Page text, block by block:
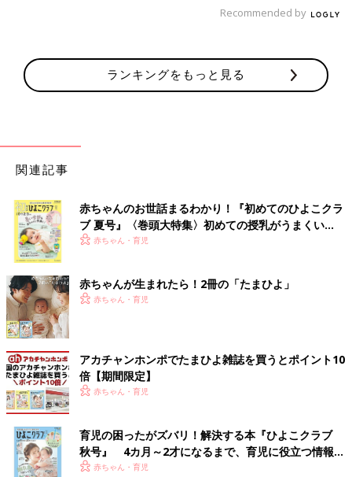
Recommended by
ランキングをもっと見る
関連記事
赤ちゃんのお世話まるわかり！『初めてのひよこクラ
ブ 夏号』〈巻頭大特集〉初めての授乳がうまくい
く！ おっぱい・ミルクの基本と夏のトラブル 解決テ
赤ちゃん・育児
赤ちゃんが生まれたら！2冊の「たまひよ」
赤ちゃん・育児
アカチャンホンポでたまひよ雑誌を買うとポイント10
倍【期間限定】
赤ちゃん・育児
育児の困ったがズバリ！解決する本『ひよこクラブ
秋号』 4カ月～2才になるまで、育児に役立つ情報が
いっぱい！
赤ちゃん・育児